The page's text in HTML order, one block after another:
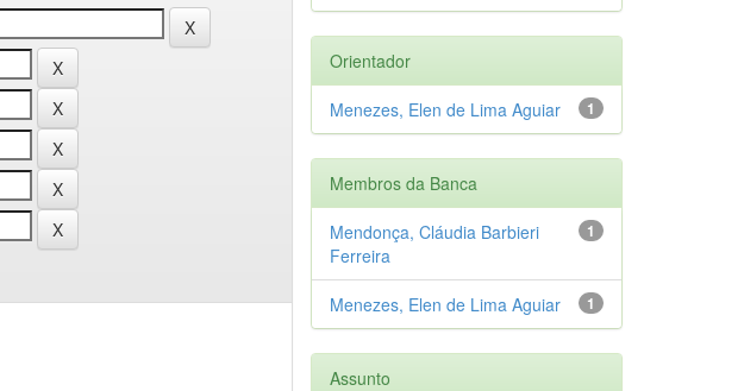
Orientador
1
Menezes, Elen de Lima Aguiar
Membros da Banca
1
Mendonça, Cláudia Barbieri
Ferreira
1
Menezes, Elen de Lima Aguiar
Assunto